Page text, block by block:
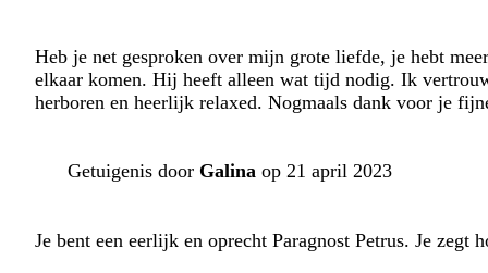
Heb je net gesproken over mijn grote liefde, je hebt
elkaar komen. Hij heeft alleen wat tijd nodig. Ik
herboren en heerlijk relaxed. Nogmaals dank voor je
Getuigenis door Galina op 21 april 2023
Je bent een eerlijk en oprecht Paragnost Petrus. Je